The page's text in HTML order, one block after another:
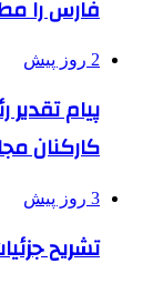
فارس را
2 روز پیش
پیام
کارکنان
3 روز پیش
تشریح جزئیات تصادف